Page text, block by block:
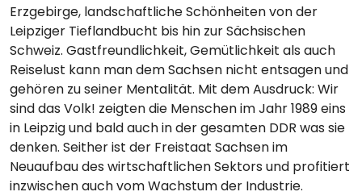
Erzgebirge, landschaftliche Schönheiten von der
Leipziger Tieflandbucht bis hin zur Sächsischen
Schweiz. Gastfreundlichkeit, Gemütlichkeit als auch
Reiselust kann man dem Sachsen nicht entsagen und
gehören zu seiner Mentalität. Mit dem Ausdruck: Wir
sind das Volk! zeigten die Menschen im Jahr 1989 eins
in Leipzig und bald auch in der gesamten DDR was sie
denken. Seither ist der Freistaat Sachsen im
Neuaufbau des wirtschaftlichen Sektors und profitiert
inzwischen auch vom Wachstum der Industrie.